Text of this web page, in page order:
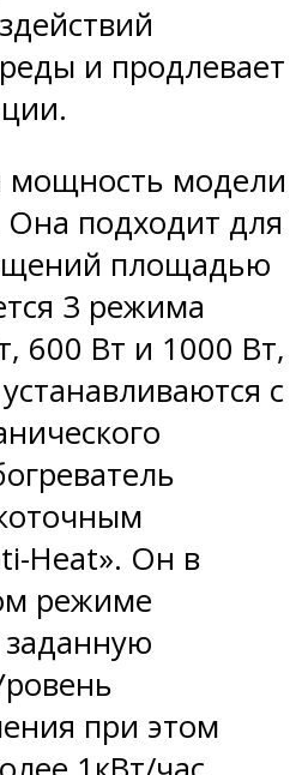
и продлевает
мощность модели
Она подходит для
площадью
3 режима
600 Вт и 1000 Вт,
с
Heat». Он в
режиме
при этом